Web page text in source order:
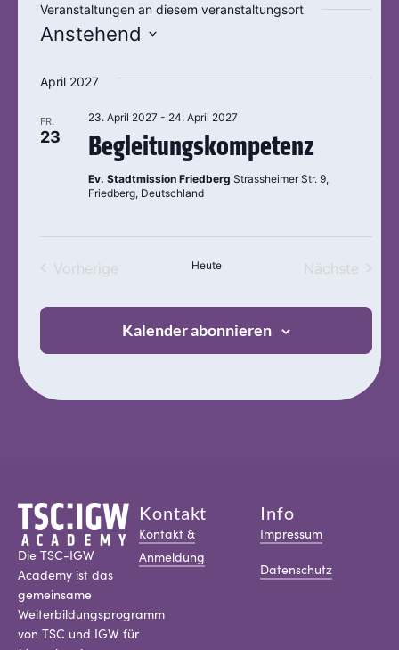
Veranstaltungen an diesem veranstaltungsort
Anstehend
April 2027
FR.
23 Begleitungskompetenz
23. April 2027 - 24. April 2027
Ev. Stadtmission Friedberg Strassheimer Str. 9,
Friedberg, Deutschland
Vorherige Veranstaltungen
Heute Nächste
Kalender abonnieren
Die TSC-IGW
Academy ist das
gemeinsame
Weiterbildungsprogramm
von TSC und IGW für
Kontakt
Kontakt &
Anmeldung
Info
Impressum
Datenschutz